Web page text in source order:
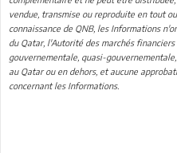
vendue, transmise ou reproduite en tout
connaissance de QNB, les Informations
du Qatar, l'Autorité des marchés
gouvernementale, quasi-
au Qatar ou en dehors, et aucune
concernant les Informations.